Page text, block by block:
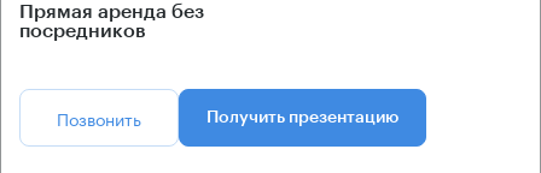
Прямая аренда без
посредников
Позвонить Получить презентацию